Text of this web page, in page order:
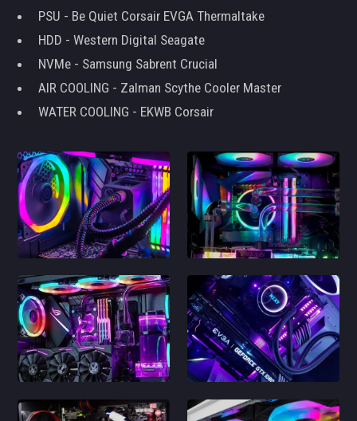
PSU - Be Quiet Corsair EVGA Thermaltake
HDD - Western Digital Seagate
NVMe - Samsung Sabrent Crucial
AIR COOLING - Zalman Scythe Cooler Master
WATER COOLING - EKWB Corsair